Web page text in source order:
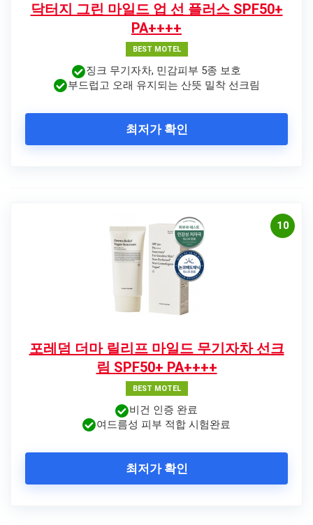
닥터지 그린 마일드 업 선 플러스 SPF50+
PA++++
BEST MOTEL
징크 무기자차, 민감피부 5종 보호
부드럽고 오래 유지되는 산뜻 밀착 선크림
최저가 확인
10
포레덤 더마 릴리프 마일드 무기자차 선크
림 SPF50+ PA++++
BEST MOTEL
비건 인증 완료
여드름성 피부 적합 시험완료
최저가 확인